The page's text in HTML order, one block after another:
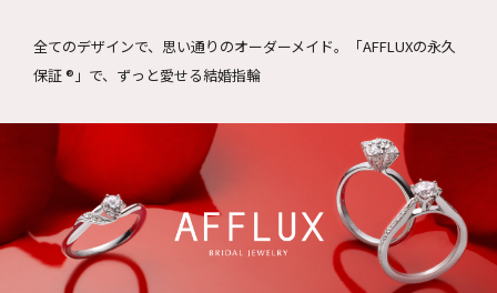
全てのデザインで、思い通りのオーダーメイド。
「AFFLUXの永久
保証 ®」で、ずっと愛せる結婚指輪